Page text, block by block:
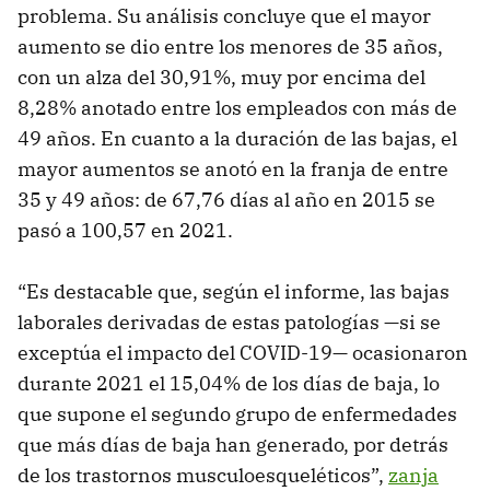
problema. Su análisis concluye que el mayor
aumento se dio entre los menores de 35 años,
con un alza del 30,91%, muy por encima del
8,28% anotado entre los empleados con más de
49 años. En cuanto a la duración de las bajas, el
mayor aumentos se anotó en la franja de entre
35 y 49 años: de 67,76 días al año en 2015 se
pasó a 100,57 en 2021.
“Es destacable que, según el informe, las bajas
laborales derivadas de estas patologías —si se
exceptúa el impacto del COVID-19— ocasionaron
durante 2021 el 15,04% de los días de baja, lo
que supone el segundo grupo de enfermedades
que más días de baja han generado, por detrás
de los trastornos musculoesqueléticos”, zanja